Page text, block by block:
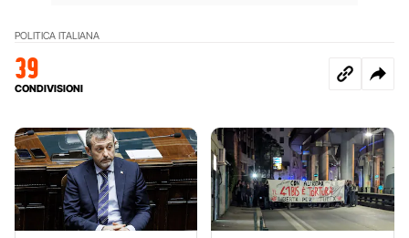
POLITICA ITALIANA
39
CONDIVISIONI